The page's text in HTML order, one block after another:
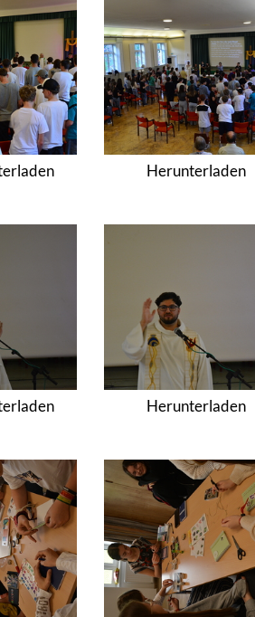
Herunterladen
Herunterladen